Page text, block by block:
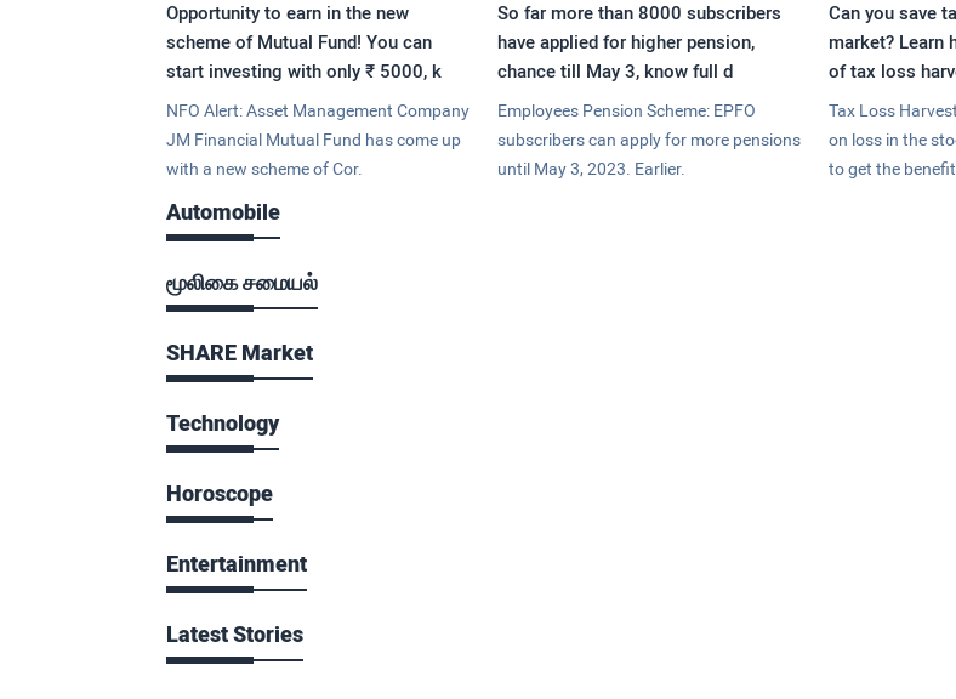
Opportunity to earn in the new
scheme of Mutual Fund! You can
start investing with only ₹ 5000, k
NFO Alert: Asset Management Company
JM Financial Mutual Fund has come up
with a new scheme of Cor.
So far more than 8000 subscribers
have applied for higher pension,
chance till May 3, know full d
Employees Pension Scheme: EPFO
subscribers can apply for more pensions
until May 3, 2023. Earlier.
Can you save
market? Learn
of tax loss
Tax Loss
on loss in the
to get the benefit
Automobile
மூலிகை சமையல்
SHARE Market
Technology
Horoscope
Entertainment
Latest Stories